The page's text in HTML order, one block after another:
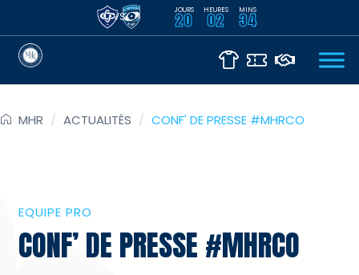
VS JOURS
20 HEURES
02 MINS
34
MHR / ACTUALITÉS / CONF' DE PRESSE #MHRCO
EQUIPE PRO
CONF’ DE PRESSE #MHRCO